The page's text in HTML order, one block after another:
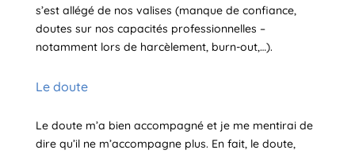
s’est allégé de nos valises (manque de confiance,
doutes sur nos capacités professionnelles –
notamment lors de harcèlement, burn-out,…).
Le doute
Le doute m’a bien accompagné et je me mentirai de
dire qu’il ne m’accompagne plus. En fait, le doute,